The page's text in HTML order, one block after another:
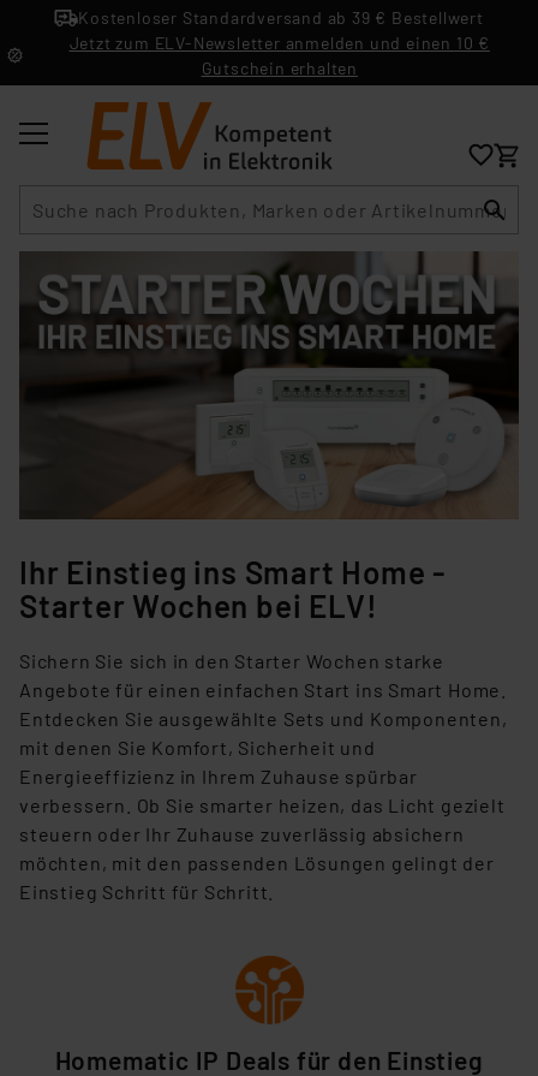
Kostenloser Standardversand ab 39 € Bestellwert
Jetzt zum ELV-Newsletter anmelden und einen 10 €
Gutschein erhalten
Ihr Einstieg ins Smart Home -
Starter Wochen bei ELV!
Sichern Sie sich in den Starter Wochen starke
Angebote für einen einfachen Start ins Smart Home.
Entdecken Sie ausgewählte Sets und Komponenten,
mit denen Sie Komfort, Sicherheit und
Energieeffizienz in Ihrem Zuhause spürbar
verbessern. Ob Sie smarter heizen, das Licht gezielt
steuern oder Ihr Zuhause zuverlässig absichern
möchten, mit den passenden Lösungen gelingt der
Einstieg Schritt für Schritt.
Homematic IP Deals für den Einstieg